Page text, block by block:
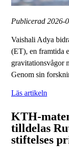
Publicerad 2026-
Vaishali Adya
(ET), en framtida
gravitationsvågor
Genom sin
Läs artikeln
KTH-
tilldelas
stiftelses